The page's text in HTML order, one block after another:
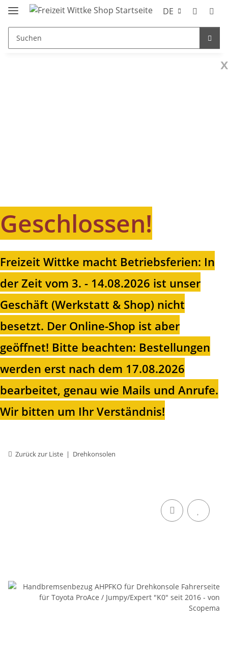
DE
x
Geschlossen!
Freizeit Wittke macht Betriebsferien: In
der Zeit vom 3. - 14.08.2026 ist unser
Geschäft (Werkstatt & Shop) nicht
besetzt. Der Online-Shop ist aber
geöffnet! Bitte beachten: Bestellungen
werden erst nach dem 17.08.2026
bearbeitet, genau wie Mails und Anrufe.
Wir bitten um Ihr Verständnis!
Zurück zur Liste Drehkonsolen